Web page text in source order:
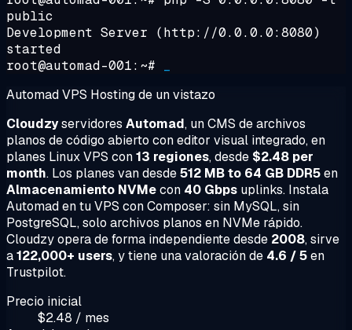
public
Development Server (http://0.0.0.0:8080)
started
root@automad-001:~#
Automad VPS Hosting de un vistazo
Cloudzyservidores Automad, un CMS de archivos
planos de código abierto con editor visual integrado, en
planes Linux VPS con13 regiones, desde $2.48 per
month. Los planes van desde512 MB to 64 GB DDR5en
Almacenamiento NVMecon 40 Gbps uplinks. Instala
Automad en tu VPS con Composer: sin MySQL, sin
PostgreSQL, solo archivos planos en NVMe rápido.
Cloudzy opera de forma independiente desde 2008, sirve
a122,000+ users, y tiene una valoración de 4.6 / 5en
Trustpilot.
Precio inicial
$2.48 / mes